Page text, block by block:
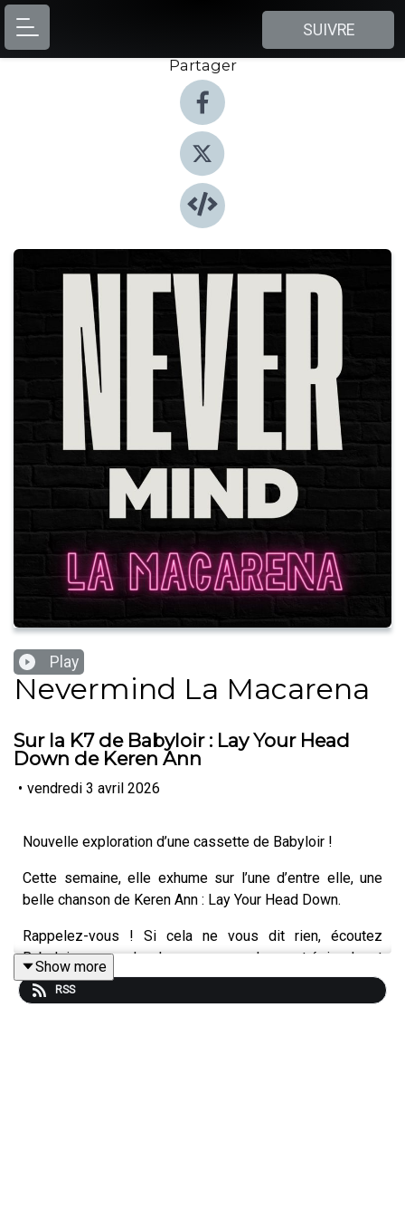
SUIVRE
Partager
Play
Nevermind La Macarena
Sur la K7 de Babyloir : Lay Your Head
Down de Keren Ann
• vendredi 3 avril 2026
Nouvelle exploration d’une cassette de Babyloir !
Cette semaine, elle exhume sur l’une d’entre elle, une
belle chanson de Keren Ann : Lay Your Head Down.
Rappelez-vous ! Si cela ne vous dit rien, écoutez
Babyloir nous parler de ce morceau dans cet épisode, et
retrouvez-le parmi notreplaylist publique.
Show more
RSS